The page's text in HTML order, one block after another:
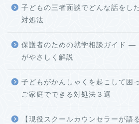
子どもの三者面談でどんな話をし
対処法
保護者のための就学相談ガイド ―
がやさしく解説
子どもがかんしゃくを起こして困
ご家庭でできる対処法３選
【現役スクールカウンセラーが語